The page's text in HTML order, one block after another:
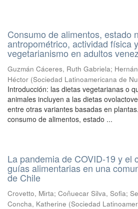
Consumo de alimentos, estado
antropométrico, actividad física
vegetarianismo en adultos
Guzmán Cáceres, Ruth Gabriela;
Héctor (Sociedad Latinoamericana de
Introducción: las dietas vegetarianas o
animales incluyen a las dietas
entre otras variantes basadas en
consumo de alimentos, estado ...
La pandemia de COVID-19 y el
guías alimentarias en una
de Chile
Crovetto, Mirta; Coñuecar Silva, Sofia;
Concha, Katherine (Sociedad